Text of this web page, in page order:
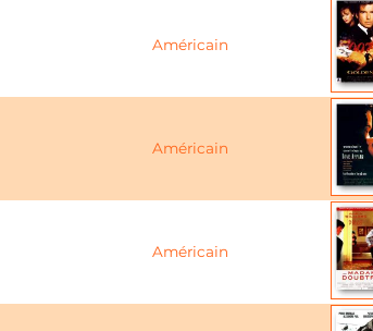
Américain
Américain
Américain